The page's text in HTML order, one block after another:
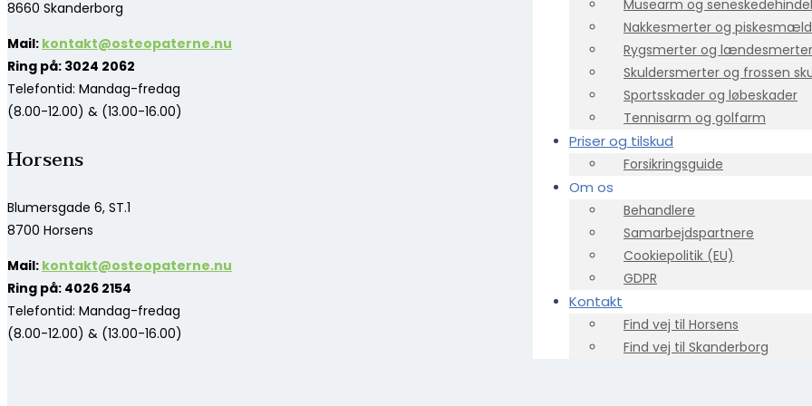
Musearm og
Nakkesmerter og piskesmæld
Rygsmerter og lændesmerter
Skuldersmerter og frossen
Sportsskader og løbeskader
Tennisarm og golfarm
Priser og tilskud
Forsikringsguide
Om os
Behandlere
Samarbejdspartnere
Cookiepolitik (EU)
GDPR
Kontakt
Find vej til Horsens
Find vej til Skanderborg
8660 Skanderborg
Mail: kontakt@osteopaterne.nu
Ring på: 3024 2062
Telefontid: Mandag-fredag
(8.00-12.00) & (13.00-16.00)
Horsens
Blumersgade 6, ST.1
8700 Horsens
Mail: kontakt@osteopaterne.nu
Ring på: 4026 2154
Telefontid: Mandag-fredag
(8.00-12.00) & (13.00-16.00)